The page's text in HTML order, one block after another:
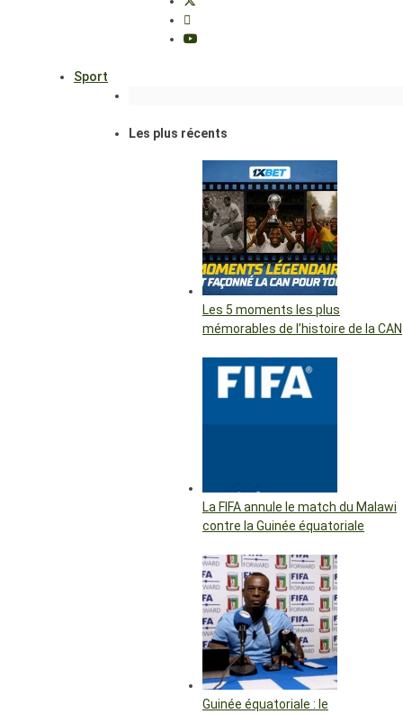
Sport
Les plus récents
Les 5 moments les plus
mémorables de l’histoire de la CAN
La FIFA annule le match du Malawi
contre la Guinée équatoriale
Guinée équatoriale : le